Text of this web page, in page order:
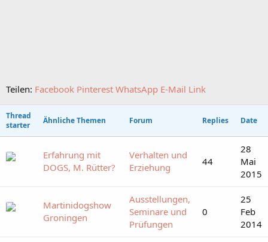
Teilen: Facebook Pinterest WhatsApp E-Mail Link
Thread
starter
Ähnliche Themen Forum Replies Date
Erfahrung mit
DOGS, M. Rütter?
Verhalten und
Erziehung
44
28
Mai
2015
Martinidogshow
Groningen
Ausstellungen,
Seminare und
Prüfungen
0
25
Feb
2014